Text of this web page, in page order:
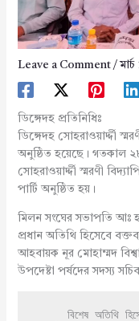
Leave a Comment /
ডিঙ্গেদহ প্রতিনিধিঃ
ডিঙ্গেদহ সোহরাওয়ার্দ্দী
অনুষ্ঠিত হয়েছে। গতকাল
সোহরাওয়ার্দ্দী স্মরণী
পার্টি অনুষ্ঠিত হয়।
মিলন সংঘের সভাপতি আঃ
প্রধান অতিথি হিসেবে
আহবায়ক নূর মোহাম্মদ
উপদেষ্টা পর্ষদের সদস্য